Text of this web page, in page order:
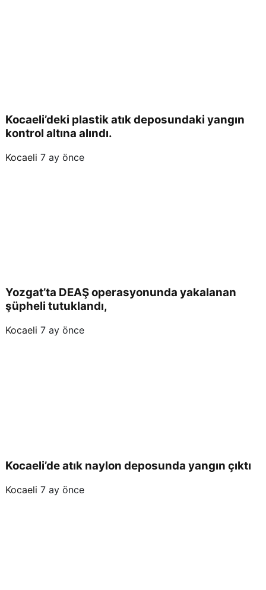
Kocaeli’deki plastik atık deposundaki yangın
kontrol altına alındı.
Kocaeli 7 ay önce
Yozgat’ta DEAŞ operasyonunda yakalanan
şüpheli tutuklandı,
Kocaeli 7 ay önce
Kocaeli’de atık naylon deposunda yangın çıktı
Kocaeli 7 ay önce